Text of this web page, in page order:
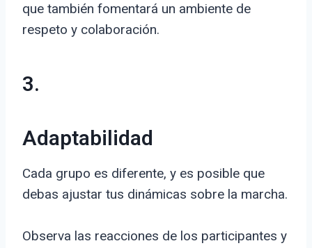
que también fomentará un ambiente de
respeto y colaboración.
3.
Adaptabilidad
Cada grupo es diferente, y es posible que
debas ajustar tus dinámicas sobre la marcha.
Observa las reacciones de los participantes y